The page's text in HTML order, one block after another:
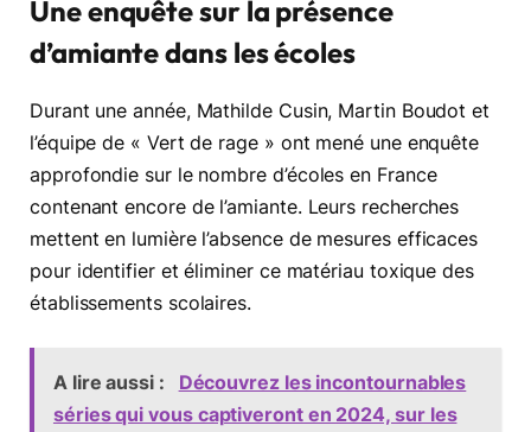
Une enquête sur la présence
d’amiante dans les écoles
Durant une année, Mathilde Cusin, Martin Boudot et
l’équipe de « Vert de rage » ont mené une enquête
approfondie sur le nombre d’écoles en France
contenant encore de l’amiante. Leurs recherches
mettent en lumière l’absence de mesures efficaces
pour identifier et éliminer ce matériau toxique des
établissements scolaires.
A lire aussi :
Découvrez les incontournables
séries qui vous captiveront en 2024, sur les